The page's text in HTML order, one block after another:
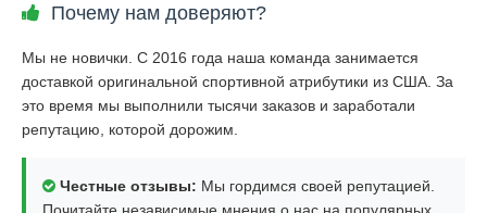
Почему нам доверяют?
Мы не новички. С 2016 года наша команда занимается
доставкой оригинальной спортивной атрибутики из США. За
это время мы выполнили тысячи заказов и заработали
репутацию, которой дорожим.
Честные отзывы: Мы гордимся своей репутацией.